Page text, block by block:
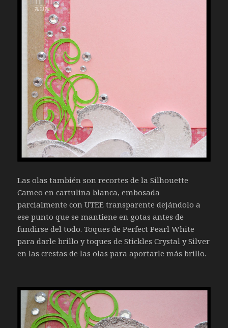
Las olas también son recortes de la Silhouette
Cameo en cartulina blanca, embosada
parcialmente con UTEE transparente dejándolo a
ese punto que se mantiene en gotas antes de
fundirse del todo. Toques de Perfect Pearl White
para darle brillo y toques de Stickles Crystal y Silver
en las crestas de las olas para aportarle más brillo.